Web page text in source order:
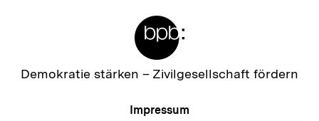
Zur
Demokratie stärken – Zivilgesellschaft fördern
Meta-
Impressum